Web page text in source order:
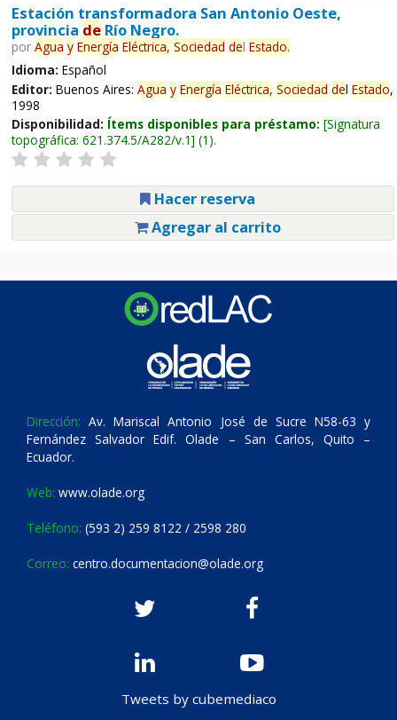
Estación transformadora San Antonio Oeste,
provincia deRío Negro.
por Agua y Energía Eléctrica, Sociedad del Estado.
Idioma: Español
Editor: Buenos Aires: Agua y Energía Eléctrica, Sociedad del Estado,
1998
Disponibilidad: Ítems disponibles para préstamo: Signatura
topográfica: 621.374.5/A282/v.1 (1).
Hacer reserva
Agregar al carrito
Dirección: Av. Mariscal Antonio José de Sucre N58-63 y
Fernández Salvador Edif. Olade – San Carlos, Quito –
Ecuador.
Web: www.olade.org
Teléfono: (593 2) 259 8122 / 2598 280
Correo: centro.documentacion@olade.org
Tweets by cubemediaco